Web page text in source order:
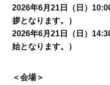
2026年6月21日（日）
拶となります。）
2026年6月21日（日）
始となります。）
＜会場＞